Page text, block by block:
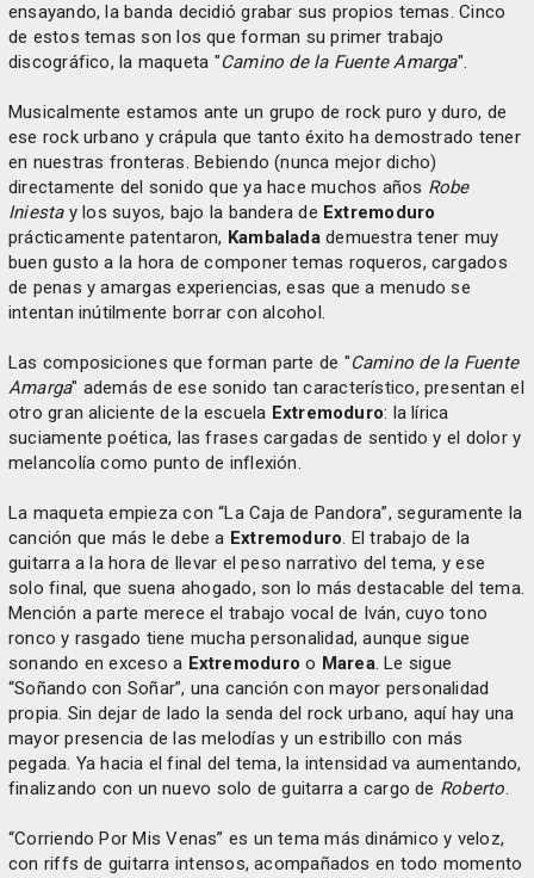
ensayando, la banda decidió grabar sus propios temas. Cinco
de estos temas son los que forman su primer trabajo
discográfico, la maqueta "Camino de la Fuente Amarga".
Musicalmente estamos ante un grupo de rock puro y duro, de
ese rock urbano y crápula que tanto éxito ha demostrado tener
en nuestras fronteras. Bebiendo (nunca mejor dicho)
directamente del sonido que ya hace muchos años Robe
Iniestay los suyos, bajo la bandera de Extremoduro
prácticamente patentaron, Kambaladademuestra tener muy
buen gusto a la hora de componer temas roqueros, cargados
de penas y amargas experiencias, esas que a menudo se
intentan inútilmente borrar con alcohol.
Las composiciones que forman parte de "Camino de la Fuente
Amarga" además de ese sonido tan característico, presentan el
otro gran aliciente de la escuela Extremoduro: la lírica
suciamente poética, las frases cargadas de sentido y el dolor y
melancolía como punto de inflexión.
La maqueta empieza con “La Caja de Pandora”, seguramente la
canción que más le debe a Extremoduro. El trabajo de la
guitarra a la hora de llevar el peso narrativo del tema, y ese
solo final, que suena ahogado, son lo más destacable del tema.
Mención a parte merece el trabajo vocal de Iván, cuyo tono
ronco y rasgado tiene mucha personalidad, aunque sigue
sonando en exceso a Extremoduro o Marea. Le sigue
“Soñando con Soñar”, una canción con mayor personalidad
propia. Sin dejar de lado la senda del rock urbano, aquí hay una
mayor presencia de las melodías y un estribillo con más
pegada. Ya hacia el final del tema, la intensidad va aumentando,
finalizando con un nuevo solo de guitarra a cargo de Roberto.
“Corriendo Por Mis Venas” es un tema más dinámico y veloz,
con riffs de guitarra intensos, acompañados en todo momento